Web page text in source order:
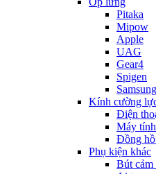
Pitaka
Mipow
Apple
UAG
Gear4
Spigen
Samsung
Kính cường
Điện
Máy
Đồng
Phụ kiện khác
Bút cảm